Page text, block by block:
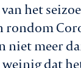
het
rondom
niet meer
weinig dat